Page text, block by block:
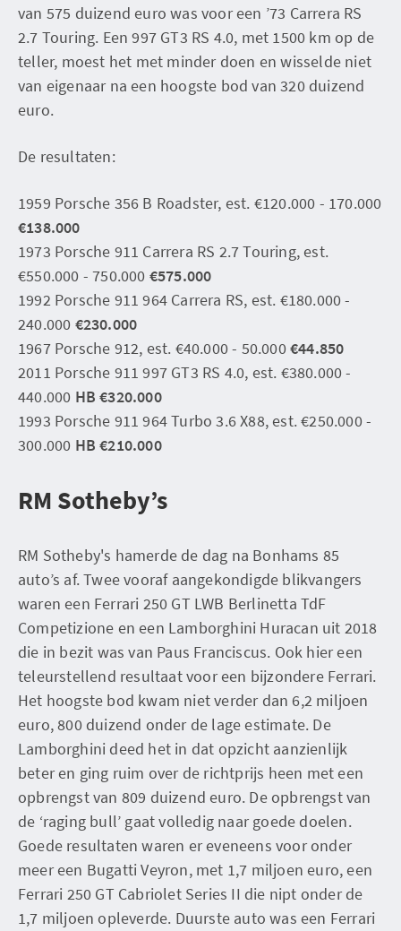
van 575 duizend euro was voor een ’73 Carrera RS
2.7 Touring. Een 997 GT3 RS 4.0, met 1500 km op de
teller, moest het met minder doen en wisselde niet
van eigenaar na een hoogste bod van 320 duizend
euro.
De resultaten:
1959 Porsche 356 B Roadster, est. €120.000 - 170.000
€138.000
1973 Porsche 911 Carrera RS 2.7 Touring, est.
€550.000 - 750.000 €575.000
1992 Porsche 911 964 Carrera RS, est. €180.000 -
240.000 €230.000
1967 Porsche 912, est. €40.000 - 50.000€44.850
2011 Porsche 911 997 GT3 RS 4.0, est. €380.000 -
440.000 HB €320.000
1993 Porsche 911 964 Turbo 3.6 X88, est. €250.000 -
300.000 HB €210.000
RM Sotheby’s
RM Sotheby's hamerde de dag na Bonhams 85
auto’s af. Twee vooraf aangekondigde blikvangers
waren een Ferrari 250 GT LWB Berlinetta TdF
Competizione en een Lamborghini Huracan uit 2018
die in bezit was van Paus Franciscus. Ook hier een
teleurstellend resultaat voor een bijzondere Ferrari.
Het hoogste bod kwam niet verder dan 6,2 miljoen
euro, 800 duizend onder de lage estimate. De
Lamborghini deed het in dat opzicht aanzienlijk
beter en ging ruim over de richtprijs heen met een
opbrengst van 809 duizend euro. De opbrengst van
de ‘raging bull’ gaat volledig naar goede doelen.
Goede resultaten waren er eveneens voor onder
meer een Bugatti Veyron, met 1,7 miljoen euro, een
Ferrari 250 GT Cabriolet Series II die nipt onder de
1,7 miljoen opleverde. Duurste auto was een Ferrari